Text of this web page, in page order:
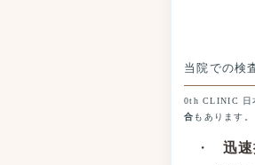
当院での検
0th CLINIC 日
合 もあります。
迅